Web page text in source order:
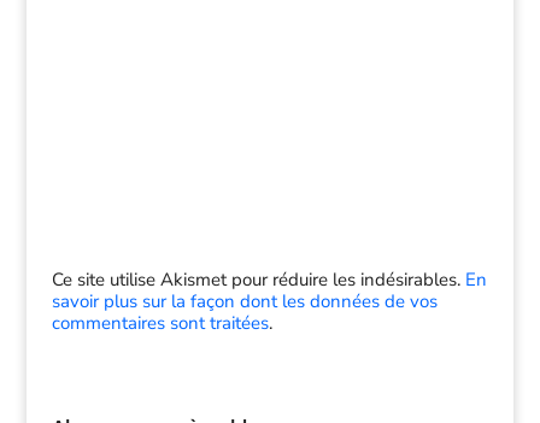
Ce site utilise Akismet pour réduire les indésirables. En
savoir plus sur la façon dont les données de vos
commentaires sont traitées.